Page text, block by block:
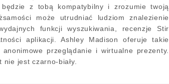
z tobą kompatybilny i zrozumie twoją
może utrudniać ludziom znalezienie
funkcji wyszukiwania, recenzje Stir
aplikacji. Ashley Madison oferuje takie
przeglądanie i wirtualne prezenty.
jest czarno-biały.